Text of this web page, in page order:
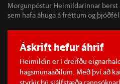
Morgunpóstur Heimildarinnar berst
sem hafa áhuga á fréttum og
Áskrift hefur áhrif
Heimildin er í dreifðu
hagsmunaaðilum. Með því að